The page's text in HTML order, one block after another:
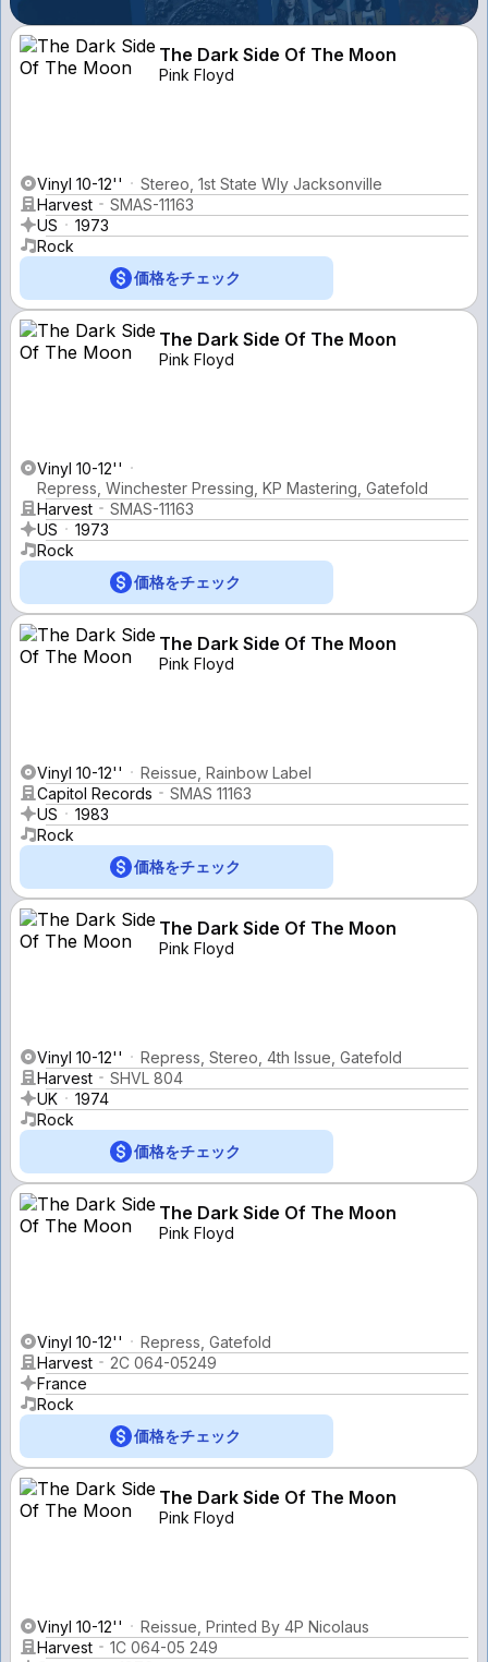
The Dark Side Of The Moon
Pink Floyd
Vinyl 10-12''
Stereo, 1st State Wly Jacksonville
Harvest
SMAS-11163
US
1973
Rock
価格をチェック
The Dark Side Of The Moon
Pink Floyd
Vinyl 10-12''
Repress, Winchester Pressing, KP Mastering, Gatefold
Harvest
SMAS-11163
US
1973
Rock
価格をチェック
The Dark Side Of The Moon
Pink Floyd
Vinyl 10-12''
Reissue, Rainbow Label
Capitol Records
SMAS 11163
US
1983
Rock
価格をチェック
The Dark Side Of The Moon
Pink Floyd
Vinyl 10-12''
Repress, Stereo, 4th Issue, Gatefold
Harvest
SHVL 804
UK
1974
Rock
価格をチェック
The Dark Side Of The Moon
Pink Floyd
Vinyl 10-12''
Repress, Gatefold
Harvest
2C 064-05249
France
Rock
価格をチェック
The Dark Side Of The Moon
Pink Floyd
Vinyl 10-12''
Reissue, Printed By 4P Nicolaus
Harvest
1C 064-05 249